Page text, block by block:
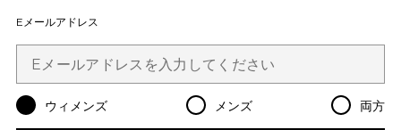
Change Country Regions
ja USD
Eメールアドレス
ウィメンズ メンズ 両方